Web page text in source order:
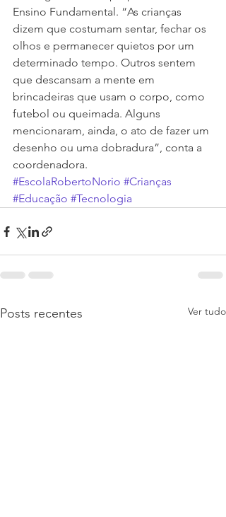
Ensino Fundamental. “As crianças
dizem que costumam sentar, fechar os
olhos e permanecer quietos por um
determinado tempo. Outros sentem
que descansam a mente em
brincadeiras que usam o corpo, como
futebol ou queimada. Alguns
mencionaram, ainda, o ato de fazer um
desenho ou uma dobradura”, conta a
coordenadora.
#EscolaRobertoNorio #Crianças
#Educação #Tecnologia
Posts recentes Ver tudo